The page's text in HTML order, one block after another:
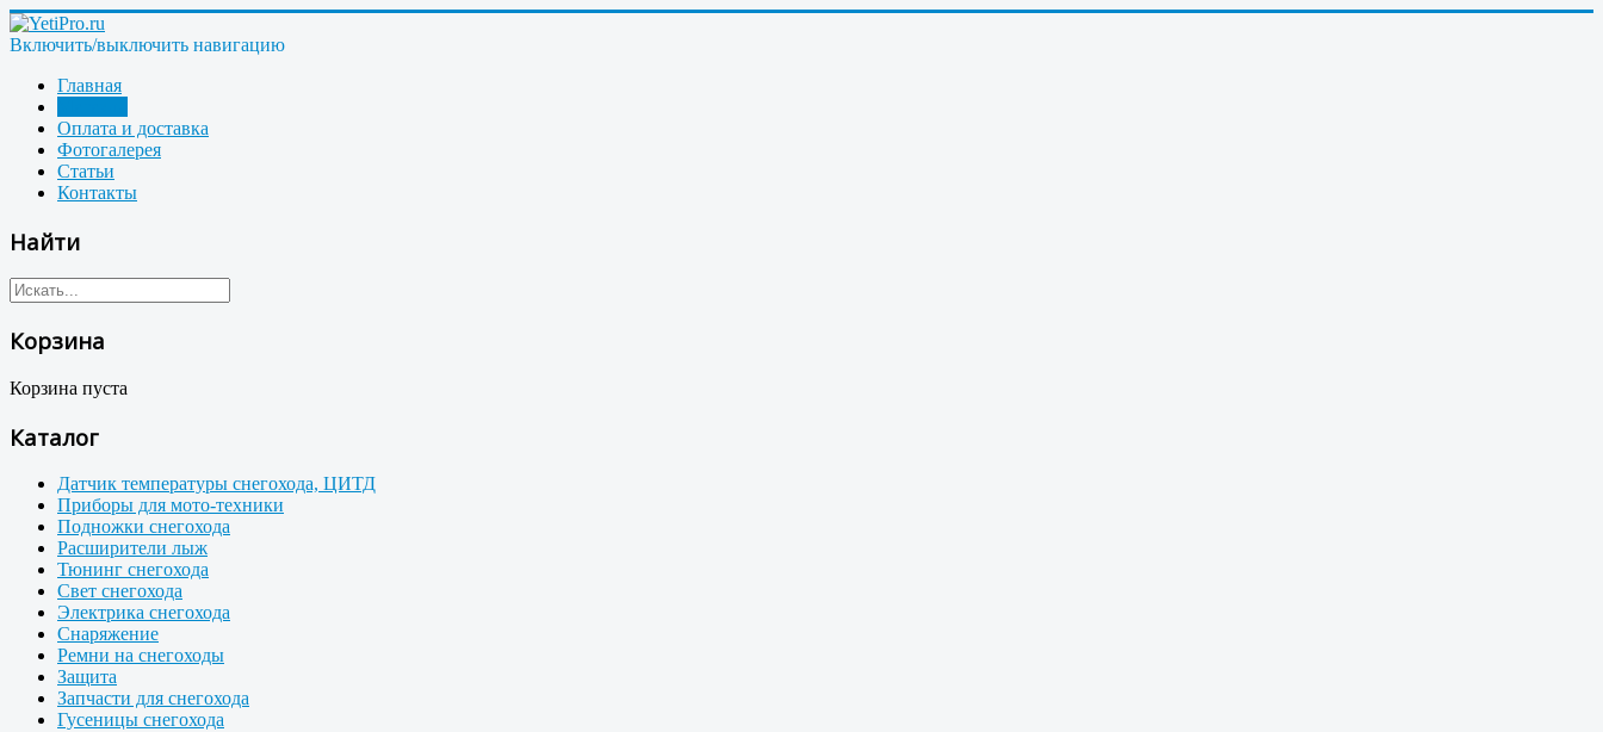
Включить/выключить навигацию
Главная
Оплата и доставка
Фотогалерея
Статьи
Контакты
Найти
Корзина
Корзина пуста
Каталог
Датчик температуры снегохода, ЦИТД
Приборы для мото-техники
Подножки снегохода
Расширители лыж
Тюнинг снегохода
Свет снегохода
Электрика снегохода
Снаряжение
Ремни на снегоходы
Защита
Запчасти для снегохода
Гусеницы снегохода